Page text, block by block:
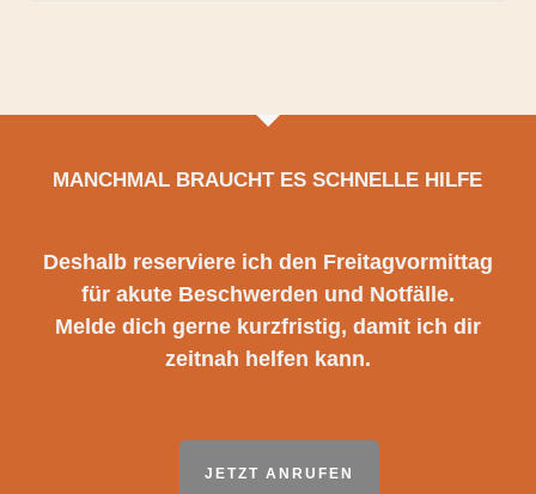
MANCHMAL BRAUCHT ES SCHNELLE HILFE
Deshalb reserviere ich den Freitagvormittag
für akute Beschwerden und Notfälle.
Melde dich gerne kurzfristig, damit ich dir
zeitnah helfen kann.
JETZT ANRUFEN